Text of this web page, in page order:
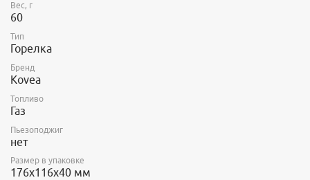
Вес, г
60
Тип
Горелка
Бренд
Kovea
Топливо
Газ
Пьезоподжиг
нет
Размер в упаковке
176х116х40 мм